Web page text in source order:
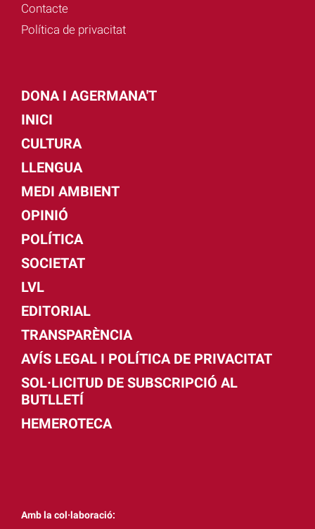
Contacte
Política de privacitat
DONA I AGERMANA'T
INICI
CULTURA
LLENGUA
MEDI AMBIENT
OPINIÓ
POLÍTICA
SOCIETAT
LVL
EDITORIAL
TRANSPARÈNCIA
AVÍS LEGAL I POLÍTICA DE PRIVACITAT
SOL·LICITUD DE SUBSCRIPCIÓ AL
BUTLLETÍ
HEMEROTECA
Amb la col·laboració: